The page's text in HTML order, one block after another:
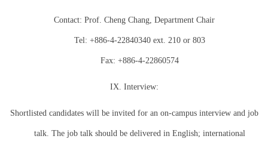
Contact: Prof. Cheng Chang, Department Chair
Tel: +886-4-22840340 ext. 210 or 803
Fax: +886-4-22860574
IX. Interview:
Shortlisted candidates will be invited for an on-campus interview and job
talk. The job talk should be delivered in English; international